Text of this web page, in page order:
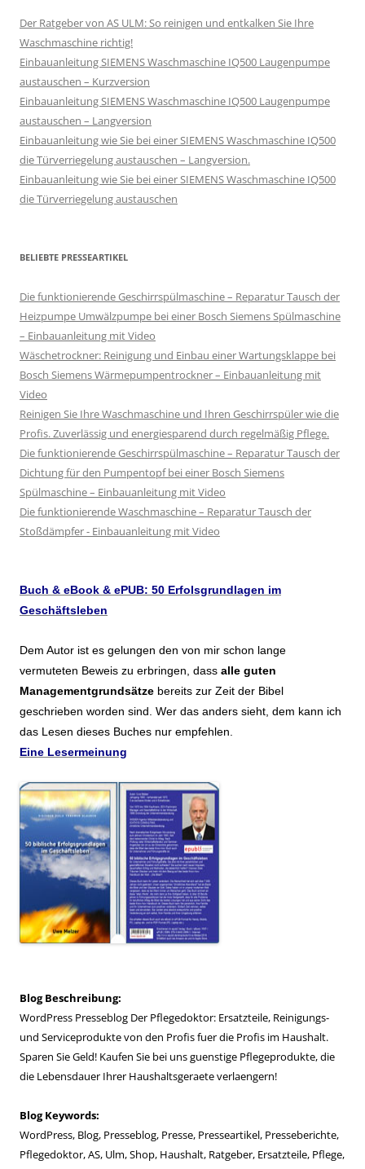
Der Ratgeber von AS ULM: So reinigen und entkalken Sie Ihre
Waschmaschine richtig!
Einbauanleitung SIEMENS Waschmaschine IQ500 Laugenpumpe
austauschen – Kurzversion
Einbauanleitung SIEMENS Waschmaschine IQ500 Laugenpumpe
austauschen – Langversion
Einbauanleitung wie Sie bei einer SIEMENS Waschmaschine IQ500
die Türverriegelung austauschen – Langversion.
Einbauanleitung wie Sie bei einer SIEMENS Waschmaschine IQ500
die Türverriegelung austauschen
BELIEBTE PRESSEARTIKEL
Die funktionierende Geschirrspülmaschine – Reparatur Tausch der
Heizpumpe Umwälzpumpe bei einer Bosch Siemens Spülmaschine
– Einbauanleitung mit Video
Wäschetrockner: Reinigung und Einbau einer Wartungsklappe bei
Bosch Siemens Wärmepumpentrockner – Einbauanleitung mit
Video
Reinigen Sie Ihre Waschmaschine und Ihren Geschirrspüler wie die
Profis. Zuverlässig und energiesparend durch regelmäßig Pflege.
Die funktionierende Geschirrspülmaschine – Reparatur Tausch der
Dichtung für den Pumpentopf bei einer Bosch Siemens
Spülmaschine – Einbauanleitung mit Video
Die funktionierende Waschmaschine – Reparatur Tausch der
Stoßdämpfer - Einbauanleitung mit Video
Buch & eBook & ePUB: 50 Erfolsgrundlagen im
Geschäftsleben
Dem Autor ist es gelungen den von mir schon lange
vermuteten Beweis zu erbringen, dass alle guten
Managementgrundsätze bereits zur Zeit der Bibel
geschrieben worden sind. Wer das anders sieht, dem kann ich
das Lesen dieses Buches nur empfehlen.
Eine Lesermeinung
Blog Beschreibung:
WordPress Presseblog Der Pflegedoktor: Ersatzteile, Reinigungs-
und Serviceprodukte von den Profis fuer die Profis im Haushalt.
Sparen Sie Geld! Kaufen Sie bei uns guenstige Pflegeprodukte, die
die Lebensdauer Ihrer Haushaltsgeraete verlaengern!
Blog Keywords:
WordPress, Blog, Presseblog, Presse, Presseartikel, Presseberichte,
Pflegedoktor, AS, Ulm, Shop, Haushalt, Ratgeber, Ersatzteile, Pflege,